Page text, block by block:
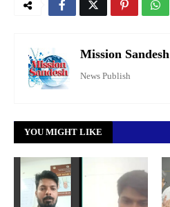
Mission Sandesh
News Publish
YOU MIGHT LIKE